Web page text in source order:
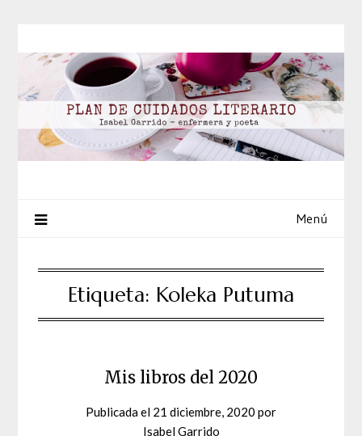
contenido
Menú
Etiqueta: Koleka Putuma
Mis libros del 2020
Publicada el 21 diciembre, 2020 por
Isabel Garrido